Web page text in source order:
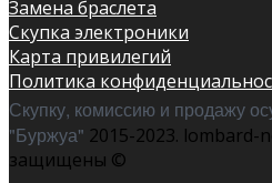
Замена браслета
Скупка электроники
Карта привилегий
Политика
Скупку, комиссию и продажу
"Буржуа" 2015-2023. lombard-
защищены ©